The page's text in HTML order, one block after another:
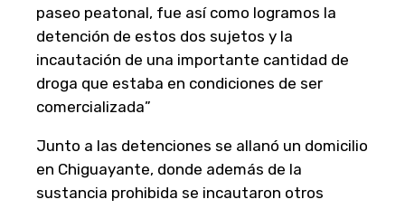
paseo peatonal, fue así como logramos la
detención de estos dos sujetos y la
incautación de una importante cantidad de
droga que estaba en condiciones de ser
comercializada”
Junto a las detenciones se allanó un domicilio
en Chiguayante, donde además de la
sustancia prohibida se incautaron otros